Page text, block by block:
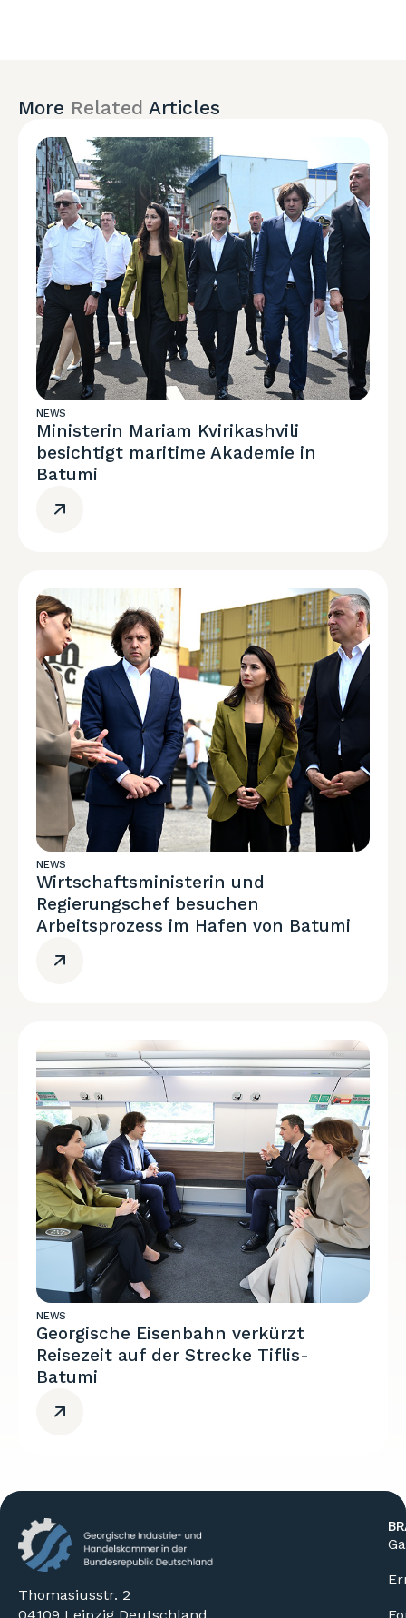
More Related Articles
NEWS
Ministerin Mariam Kvirikashvili
besichtigt maritime Akademie in
Batumi
NEWS
Wirtschaftsministerin und
Regierungschef besuchen
Arbeitsprozess im Hafen von Batumi
NEWS
Georgische Eisenbahn verkürzt
Reisezeit auf der Strecke Tiflis-
Batumi
Thomasiusstr. 2